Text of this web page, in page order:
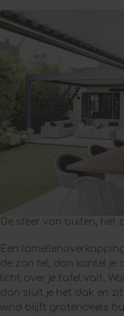
De sfeer van buiten, het
Een
de zon fel, dan kantel je
licht over je tafel valt.
dan sluit je het dak en
wind blijft grotendeels